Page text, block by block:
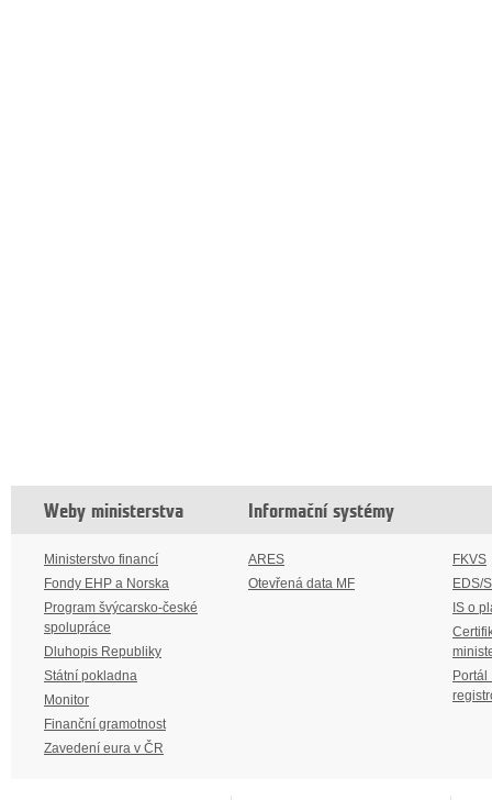
Weby ministerstva
Ministerstvo financí
Fondy EHP a Norska
Program švýcarsko-české
spolupráce
Dluhopis Republiky
Státní pokladna
Monitor
Finanční gramotnost
Zavedení eura v ČR
Informační systémy
ARES
Otevřená data MF
FKVS
EDS/
IS o
Portál